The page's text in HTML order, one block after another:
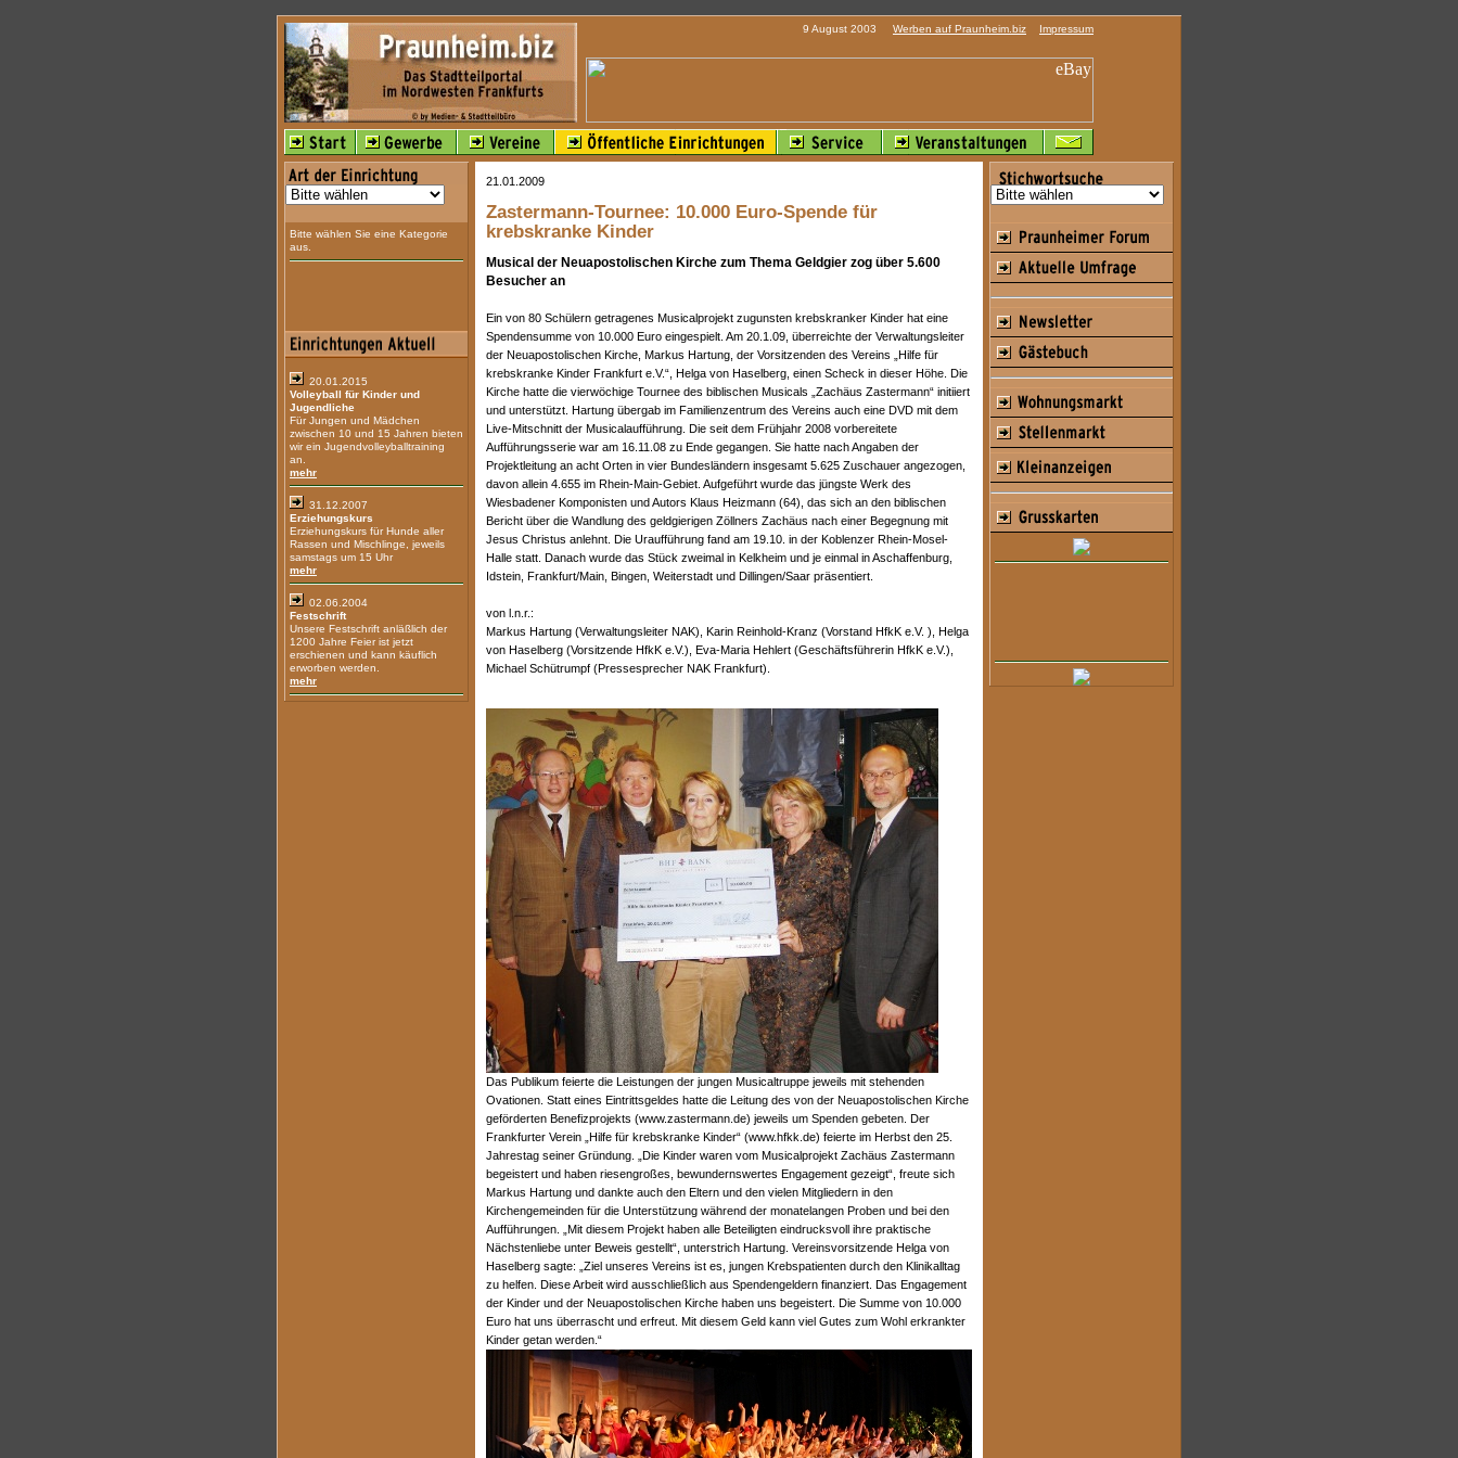
9 August 2003 Werben auf Praunheim.biz Impressum
Bitte wählen Sie eine Kategorie
aus.
20.01.2015
Volleyball für Kinder und
Jugendliche
Für Jungen und Mädchen
zwischen 10 und 15 Jahren bieten
wir ein Jugendvolleyballtraining
an.
mehr
31.12.2007
Erziehungskurs
Erziehungskurs für Hunde aller
Rassen und Mischlinge, jeweils
samstags um 15 Uhr
mehr
02.06.2004
Festschrift
Unsere Festschrift anläßlich der
1200 Jahre Feier ist jetzt
erschienen und kann käuflich
erworben werden.
mehr
21.01.2009
Zastermann-Tournee: 10.000 Euro-Spende für
krebskranke Kinder
Musical der Neuapostolischen Kirche zum Thema Geldgier zog über 5.600
Besucher an
Ein von 80 Schülern getragenes Musicalprojekt zugunsten krebskranker Kinder hat eine
Spendensumme von 10.000 Euro eingespielt. Am 20.1.09, überreichte der Verwaltungsleiter
der Neuapostolischen Kirche, Markus Hartung, der Vorsitzenden des Vereins „Hilfe für
krebskranke Kinder Frankfurt e.V.“, Helga von Haselberg, einen Scheck in dieser Höhe. Die
Kirche hatte die vierwöchige Tournee des biblischen Musicals „Zachäus Zastermann“ initiiert
und unterstützt. Hartung übergab im Familienzentrum des Vereins auch eine DVD mit dem
Live-Mitschnitt der Musicalaufführung. Die seit dem Frühjahr 2008 vorbereitete
Aufführungsserie war am 16.11.08 zu Ende gegangen. Sie hatte nach Angaben der
Projektleitung an acht Orten in vier Bundesländern insgesamt 5.625 Zuschauer angezogen,
davon allein 4.655 im Rhein-Main-Gebiet. Aufgeführt wurde das jüngste Werk des
Wiesbadener Komponisten und Autors Klaus Heizmann (64), das sich an den biblischen
Bericht über die Wandlung des geldgierigen Zöllners Zachäus nach einer Begegnung mit
Jesus Christus anlehnt. Die Uraufführung fand am 19.10. in der Koblenzer Rhein-Mosel-
Halle statt. Danach wurde das Stück zweimal in Kelkheim und je einmal in Aschaffenburg,
Idstein, Frankfurt/Main, Bingen, Weiterstadt und Dillingen/Saar präsentiert.
von l.n.r.:
Markus Hartung (Verwaltungsleiter NAK), Karin Reinhold-Kranz (Vorstand HfkK e.V. ), Helga
von Haselberg (Vorsitzende HfkK e.V.), Eva-Maria Hehlert (Geschäftsführerin HfkK e.V.),
Michael Schütrumpf (Pressesprecher NAK Frankfurt).
Das Publikum feierte die Leistungen der jungen Musicaltruppe jeweils mit stehenden
Ovationen. Statt eines Eintrittsgeldes hatte die Leitung des von der Neuapostolischen Kirche
geförderten Benefizprojekts (www.zastermann.de) jeweils um Spenden gebeten. Der
Frankfurter Verein „Hilfe für krebskranke Kinder“ (www.hfkk.de) feierte im Herbst den 25.
Jahrestag seiner Gründung. „Die Kinder waren vom Musicalprojekt Zachäus Zastermann
begeistert und haben riesengroßes, bewundernswertes Engagement gezeigt“, freute sich
Markus Hartung und dankte auch den Eltern und den vielen Mitgliedern in den
Kirchengemeinden für die Unterstützung während der monatelangen Proben und bei den
Aufführungen. „Mit diesem Projekt haben alle Beteiligten eindrucksvoll ihre praktische
Nächstenliebe unter Beweis gestellt“, unterstrich Hartung. Vereinsvorsitzende Helga von
Haselberg sagte: „Ziel unseres Vereins ist es, jungen Krebspatienten durch den Klinikalltag
zu helfen. Diese Arbeit wird ausschließlich aus Spendengeldern finanziert. Das Engagement
der Kinder und der Neuapostolischen Kirche haben uns begeistert. Die Summe von 10.000
Euro hat uns überrascht und erfreut. Mit diesem Geld kann viel Gutes zum Wohl erkrankter
Kinder getan werden.“